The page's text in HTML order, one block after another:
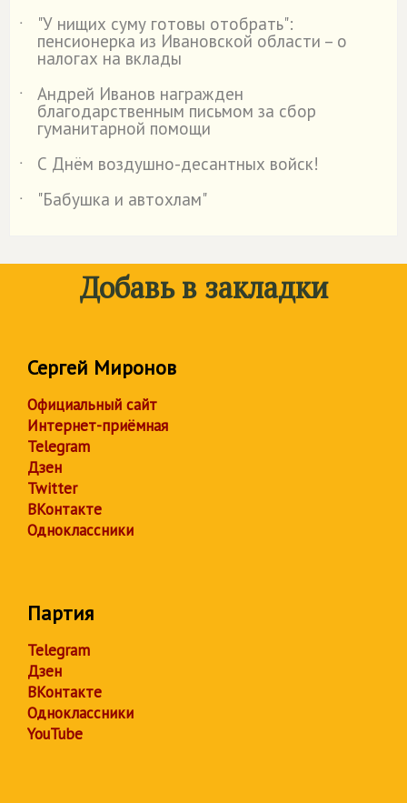
˙
"У нищих суму готовы отобрать":
пенсионерка из Ивановской области – о
налогах на вклады
˙
Андрей Иванов награжден
благодарственным письмом за сбор
гуманитарной помощи
˙
С Днём воздушно-десантных войск!
˙
"Бабушка и автохлам"
Добавь в закладки
Сергей Миронов
Официальный сайт
Интернет-приёмная
Telegram
Дзен
Twitter
ВКонтакте
Одноклассники
Партия
Telegram
Дзен
ВКонтакте
Одноклассники
YouTube